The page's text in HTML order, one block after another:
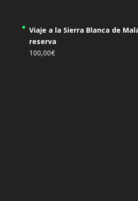
Viaje a la Sierra Blanca de
reserva
100,00€